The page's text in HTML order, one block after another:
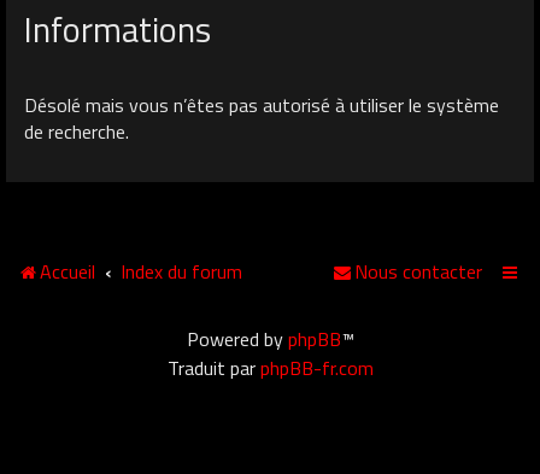
Informations
Désolé mais vous n’êtes pas autorisé à utiliser le système
de recherche.
Accueil Index du forum Nous contacter
Powered byphpBB™
Traduit parphpBB-fr.com